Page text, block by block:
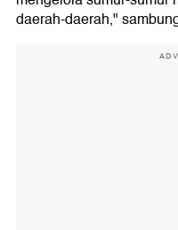
daerah-daerah,"